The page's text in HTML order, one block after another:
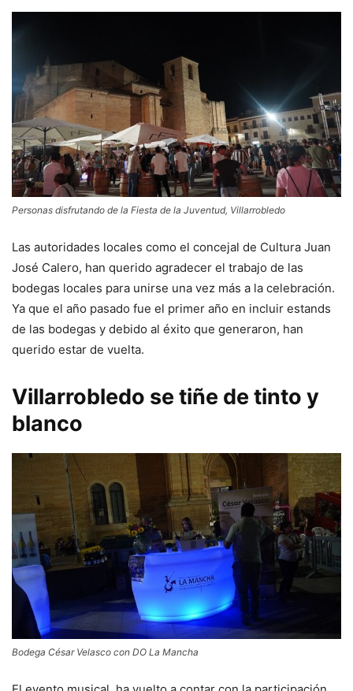
Personas disfrutando de la Fiesta de la Juventud, Villarrobledo
Las autoridades locales como el concejal de Cultura Juan
José Calero, han querido agradecer el trabajo de las
bodegas locales para unirse una vez más a la celebración.
Ya que el año pasado fue el primer año en incluir estands
de las bodegas y debido al éxito que generaron, han
querido estar de vuelta.
Villarrobledo se tiñe de tinto y
blanco
Bodega César Velasco con DO La Mancha